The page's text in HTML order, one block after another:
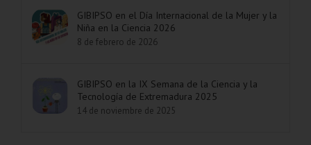
GIBIPSO en el Día Internacional de la Mujer y la
Niña en la Ciencia 2026
8 de febrero de 2026
GIBIPSO en la IX Semana de la Ciencia y la
Tecnología de Extremadura 2025
14 de noviembre de 2025